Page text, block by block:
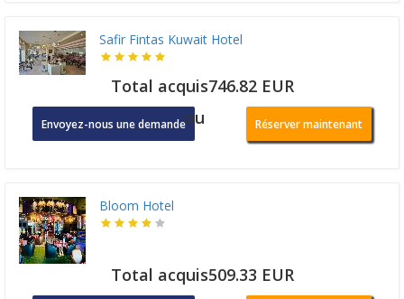
Safir Fintas Kuwait Hotel
Total acquis746.82 EUR
Envoyez-nous une demandeou Réserver maintenant
Bloom Hotel
Total acquis509.33 EUR